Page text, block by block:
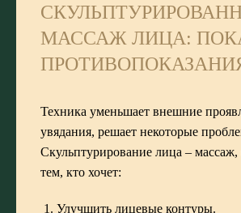
МАССАЖ ЛИЦА:
Техника уменьшает внешние
увядания, решает некоторые
Скульптурирование лица –
тем, кто хочет:
Улучшить лицевые контуры.